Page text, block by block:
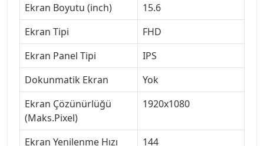
Ekran Boyutu (inch)
15.6
Ekran Tipi
FHD
Ekran Panel Tipi
IPS
Dokunmatik Ekran
Yok
Ekran Çözünürlüğü
(Maks.Pixel)
1920x1080
Ekran Yenilenme Hızı 144